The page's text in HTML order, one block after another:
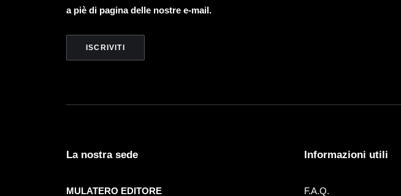
a piè di pagina delle nostre e-mail.
La nostra sede
MULATERO EDITORE
Informazioni utili
F.A.Q.